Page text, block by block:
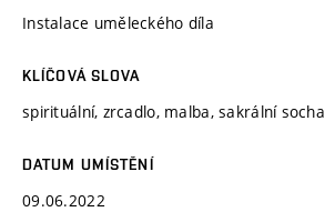
Instalace uměleckého díla
KLÍČOVÁ SLOVA
spirituální, zrcadlo, malba, sakrální socha
DATUM UMÍSTĚNÍ
09.06.2022